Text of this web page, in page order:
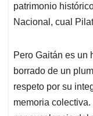
patrimonio
Nacional, cual
Pero Gaitán es un
borrado de un
respeto por su
memoria